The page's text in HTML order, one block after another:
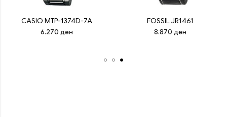
CASIO MTP-1374D-7A
6.270 ден
FOSSIL JR1461
8.870 ден